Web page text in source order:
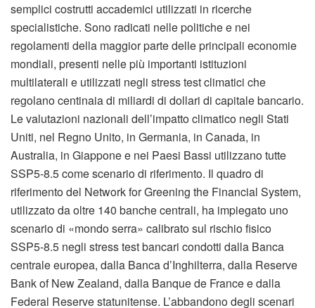
semplici costrutti accademici utilizzati in ricerche
specialistiche. Sono radicati nelle politiche e nei
regolamenti della maggior parte delle principali economie
mondiali, presenti nelle più importanti istituzioni
multilaterali e utilizzati negli stress test climatici che
regolano centinaia di miliardi di dollari di capitale bancario.
Le valutazioni nazionali dell’impatto climatico negli Stati
Uniti, nel Regno Unito, in Germania, in Canada, in
Australia, in Giappone e nei Paesi Bassi utilizzano tutte
SSP5-8.5 come scenario di riferimento. Il quadro di
riferimento del Network for Greening the Financial System,
utilizzato da oltre 140 banche centrali, ha impiegato uno
scenario di «mondo serra» calibrato sul rischio fisico
SSP5-8.5 negli stress test bancari condotti dalla Banca
centrale europea, dalla Banca d’Inghilterra, dalla Reserve
Bank of New Zealand, dalla Banque de France e dalla
Federal Reserve statunitense. L’abbandono degli scenari